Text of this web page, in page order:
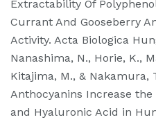
Extractability Of
Currant And Gooseberry
Activity. Acta Biologica
Nanashima, N., Horie, K.,
Kitajima, M., & Nakamura,
Anthocyanins Increase
and Hyaluronic Acid in